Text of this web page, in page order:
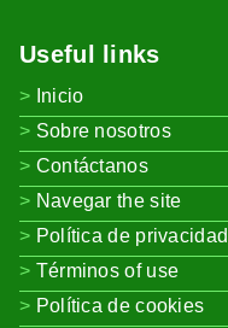
Useful links
Inicio
Sobre nosotros
Contáctanos
Navegar the site
Política de privacidad
Términos of use
Política de cookies